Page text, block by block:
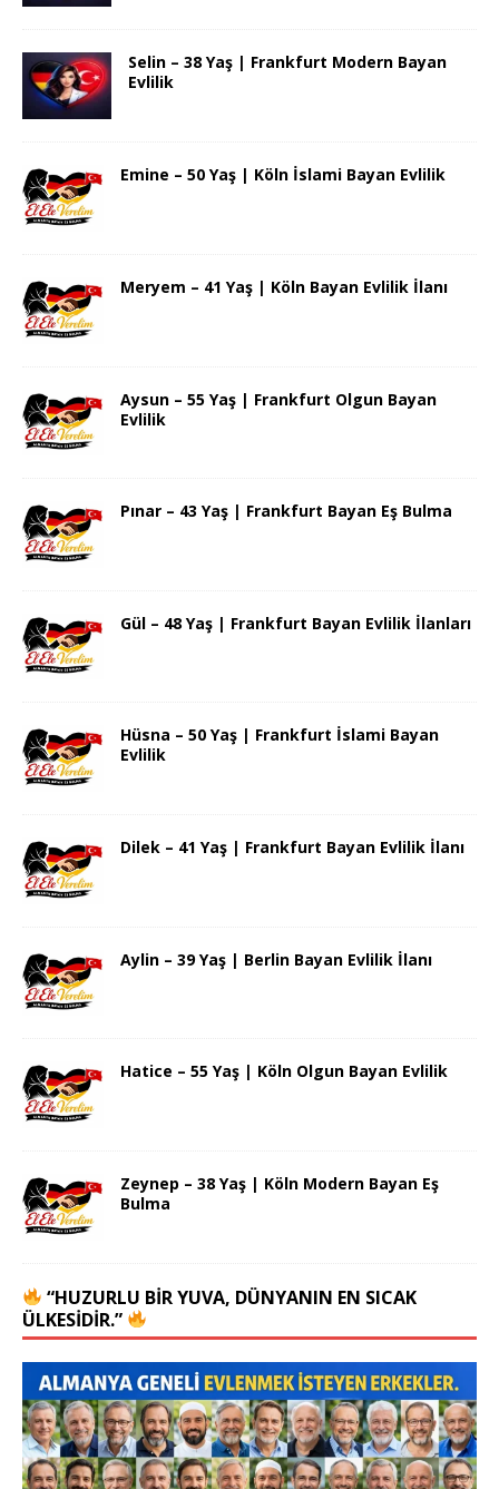
Selin – 38 Yaş | Frankfurt Modern Bayan
Evlilik
Emine – 50 Yaş | Köln İslami Bayan Evlilik
Meryem – 41 Yaş | Köln Bayan Evlilik İlanı
Aysun – 55 Yaş | Frankfurt Olgun Bayan
Evlilik
Pınar – 43 Yaş | Frankfurt Bayan Eş Bulma
Gül – 48 Yaş | Frankfurt Bayan Evlilik İlanları
Hüsna – 50 Yaş | Frankfurt İslami Bayan
Evlilik
Dilek – 41 Yaş | Frankfurt Bayan Evlilik İlanı
Aylin – 39 Yaş | Berlin Bayan Evlilik İlanı
Hatice – 55 Yaş | Köln Olgun Bayan Evlilik
Zeynep – 38 Yaş | Köln Modern Bayan Eş
Bulma
“HUZURLU BIR YUVA, DÜNYANIN EN SICAK
ÜLKESIDIR.”